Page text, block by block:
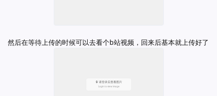
然后在等待上传的时候可以去看个b站视频，回来后基本就上传好了